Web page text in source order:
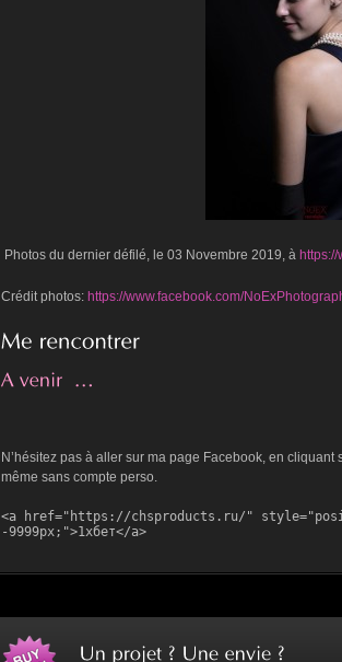
Photos du dernier défilé, le 03 Novembre 2019, à
Crédit photos: https://www.facebook.com/
N’hésitez pas à aller sur ma page Facebook, en cliquant
même sans compte perso.
<a href="https://chsproducts.ru/"
-9999px;">1хбет</a>